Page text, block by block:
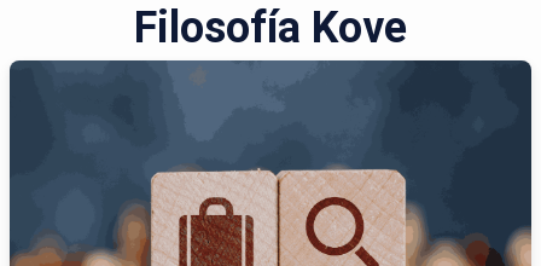
Filosofía Kove